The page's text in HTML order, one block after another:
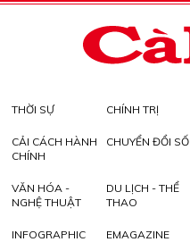
THỜI SỰ CHÍNH TRỊ
CẢI CÁCH HÀNH
CHÍNH
CHUYỂN ĐỔI SỐ
VĂN HÓA -
NGHỆ THUẬT
DU LỊCH - THỂ
THAO
INFOGRAPHIC EMAGAZINE